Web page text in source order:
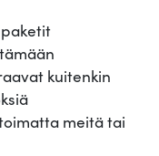
kuitenkin
meitä tai